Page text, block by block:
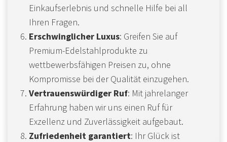
Einkaufserlebnis und schnelle Hilfe bei all
Ihren Fragen.
Erschwinglicher Luxus: Greifen Sie auf
Premium-Edelstahlprodukte zu
wettbewerbsfähigen Preisen zu, ohne
Kompromisse bei der Qualität einzugehen.
Vertrauenswürdiger Ruf: Mit jahrelanger
Erfahrung haben wir uns einen Ruf für
Exzellenz und Zuverlässigkeit aufgebaut.
Zufriedenheit garantiert: Ihr Glück ist